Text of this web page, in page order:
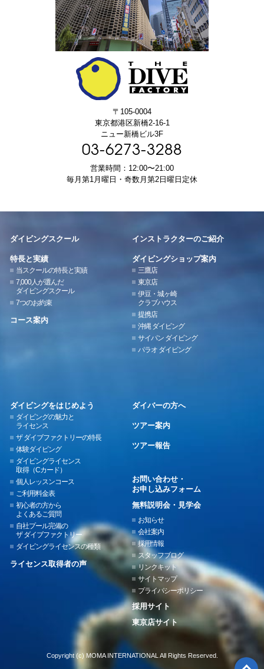
〒105-0004
東京都港区新橋2-16-1
ニュー新橋ビル3F
03-6273-3288
営業時間：12:00〜21:00
毎月第1月曜日・奇数月第2日曜日定休
ダイビングスクール
特長と実績
当スクールの特長と実績
7,000人が選んだ
ダイビングスクール
7つのお約束
コース案内
インストラクターのご紹介
ダイビングショップ案内
三鷹店
東京店
伊豆・城ヶ崎
クラブハウス
提携店
沖縄 ダイビング
サイパン ダイビング
パラオ ダイビング
ダイビングをはじめよう
ダイビングの魅力と
ライセンス
ザ ダイブファクトリーの特長
体験ダイビング
ダイビングライセンス
取得（Cカード）
個人レッスンコース
ご利用料金表
初心者の方から
よくあるご質問
自社プール完備の
ザ ダイブファクトリー
ダイビングライセンスの種類
ライセンス取得者の声
ダイバーの方へ
ツアー案内
ツアー報告
お問い合わせ・
お申し込みフォーム
無料説明会・見学会
お知らせ
会社案内
採用情報
スタッフブログ
リンクキット
サイトマップ
プライバシーポリシー
採用サイト
東京店サイト
Copyright (c) MOMA INTERNATIONAL All Rights Reserved.